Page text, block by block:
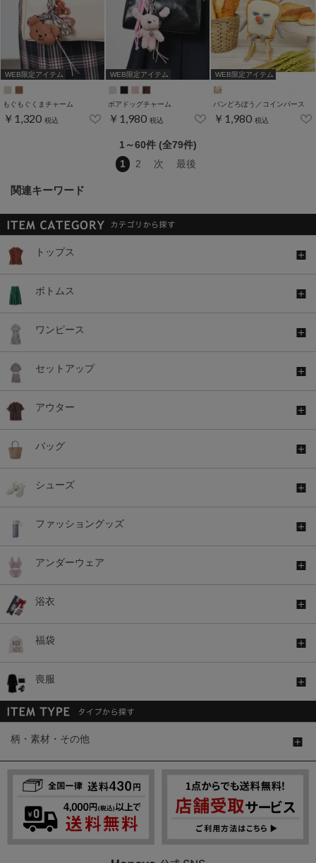
WEB限定アイテム
もぐもぐくまチャーム
￥1,320 税込
WEB限定アイテム
ボアドッグチャーム
￥1,980 税込
WEB限定アイテム
パンどろぼう／コインパース
￥1,980 税込
1～60件 (全79件)
1
2 次 最後
関連キーワード
トップス
ボトムス
ワンピース
セットアップ
アウター
バッグ
シューズ
ファッショングッズ
アンダーウェア
浴衣
福袋
喪服
柄・素材・その他